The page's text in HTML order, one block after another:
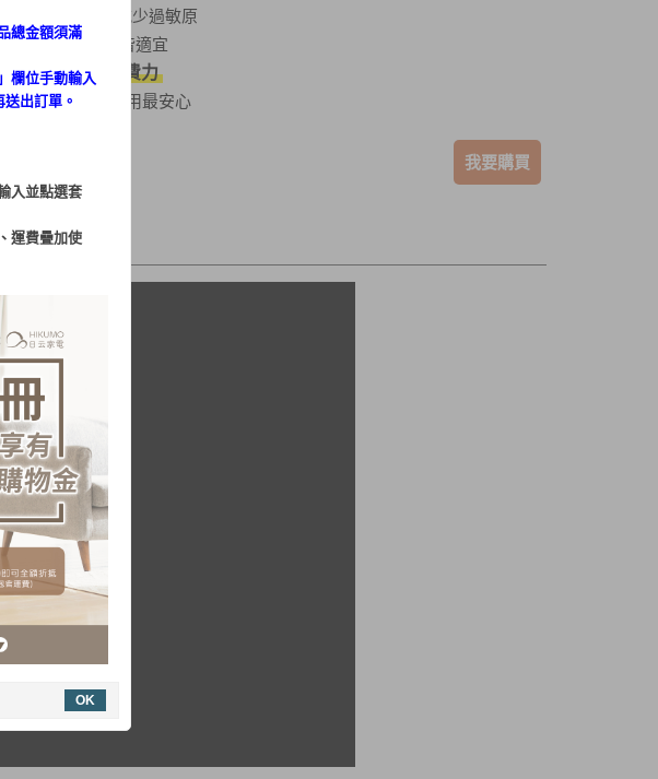
，有效減少過敏原
毛 /棉被 使用皆適宜
件 輕鬆收納不費力
全保護裝置，使用最安心
我要購買
總金額須滿
」欄位手動輸入
出訂單。
入並點選套
運費疊加使
OK